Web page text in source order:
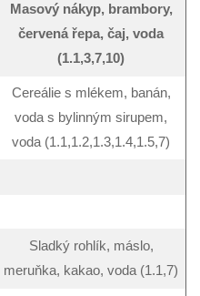
Masový nákyp, brambory,
červená řepa, čaj, voda
(1.1,3,7,10)
Cereálie s mlékem, banán,
voda s bylinným sirupem,
voda (1.1,1.2,1.3,1.4,1.5,7)
Sladký rohlík, máslo,
meruňka, kakao, voda (1.1,7)